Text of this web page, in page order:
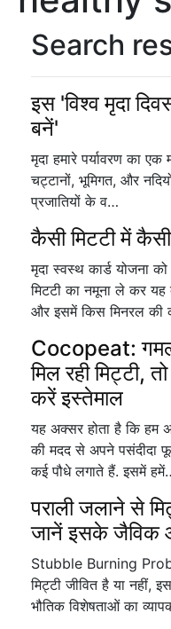
Search
इस 'विश्व मृदा
बनें'
मृदा हमारे पर्यावरण का एक
चट्टानों, भूमिगत, और
प्रजातियों के व…
कैसी मिटटी में
मृदा स्वस्थ कार्ड योजना
मिटटी का नमूना ले कर यह
और इसमें किस मिनरल की
Cocopeat:
मिल रही मिट्टी,
करें इस्तेमाल
यह अक्सर होता है कि हम
की मदद से अपने पसंदीदा
कई पौधे लगाते हैं. इसमें
पराली जलाने से
जानें इसके जैविक
Stubble Burning
मिट्टी जीवित है या नहीं,
भौतिक विशेषताओं का